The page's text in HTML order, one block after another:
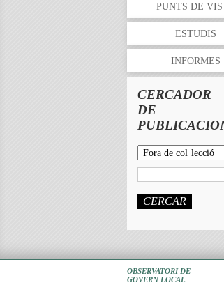
PUNTS DE
ESTUDIS
INFORMES
CERCADOR
DE
CERCAR
OBSERVATORI DE
GOVERN LOCAL